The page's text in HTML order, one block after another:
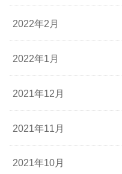
2022年2月
2022年1月
2021年12月
2021年11月
2021年10月